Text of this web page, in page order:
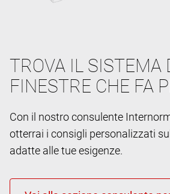
TROVA IL SISTEMA
FINESTRE CHE FA
Con il nostro consulente
otterrai i consigli personalizzati
adatte alle tue esigenze.